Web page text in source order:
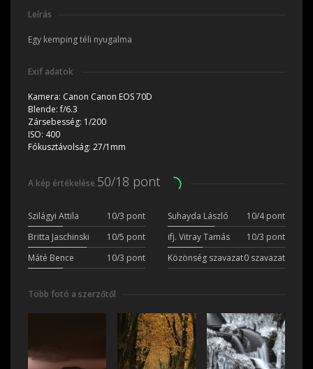
Leírás
Egy kemping téli nyugalma
Exif adatok
Kamera: Canon Canon EOS 70D
Blende:f/6.3
Zársebesség: 1/200
ISO: 400
Fókusztávolság: 27/1mm
A kép értékelése 50/18 pont
Szilágyi Attila 10/3 pont Suhayda László
10/4 pont
Britta Jaschinski
10/5 pont ifj. Vitray Tamás
10/3 pont
Máté Bence
10/3 pont Közönség szavazat0 szavazat
Több fotó a szerzőtől